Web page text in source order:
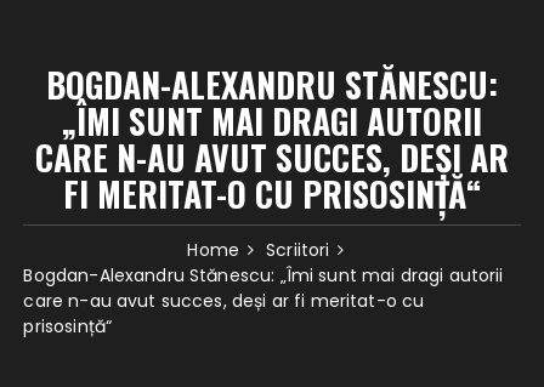
BOGDAN-ALEXANDRU STĂNESCU:
„ÎMI SUNT MAI DRAGI AUTORII
CARE N-AU AVUT SUCCES, DEȘI AR
FI MERITAT-O CU PRISOSINȚĂ“
Home
Scriitori
Bogdan-Alexandru Stănescu: „Îmi sunt mai dragi autorii
care n-au avut succes, deși ar fi meritat-o cu
prisosință“